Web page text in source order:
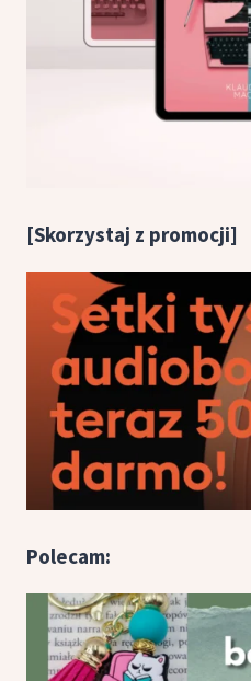
[Skorzystaj z promocji]
Polecam: